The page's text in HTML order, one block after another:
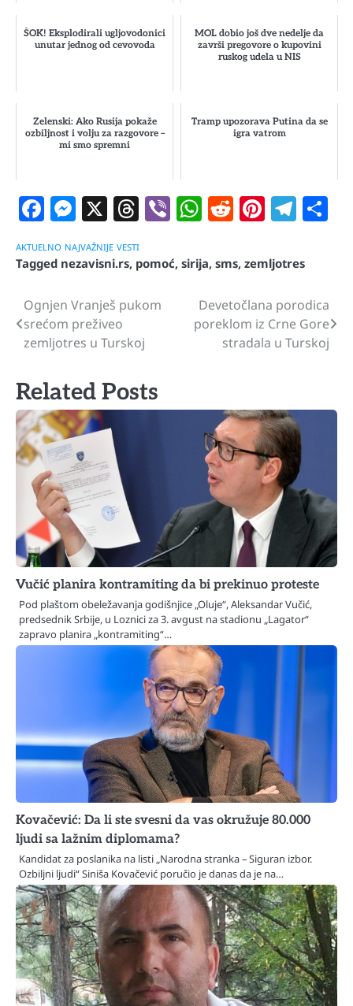
ŠOK! Eksplodirali ugljovodonici
unutar jednog od cevovoda
MOL dobio još dve nedelje da
završi pregovore o kupovini
ruskog udela u NIS
Zelenski: Ako Rusija pokaže
ozbiljnost i volju za razgovore –
mi smo spremni
Tramp upozorava Putina da se
igra vatrom
Facebook
Messenger
X Threads
ViberWhatsApp
Reddit
AKTUELNO NAJVAŽNIJE VESTI
Tagged nezavisni.rs, pomoć, sirija, sms, zemljotres
Navigacija
članaka
Ognjen Vranješ pukom
srećom preživeo
zemljotres u Turskoj
Devetočlana porodica
poreklom iz Crne Gore
stradala u Turskoj
Related Posts
Vučić planira kontramiting da bi prekinuo proteste
Pod plaštom obeležavanja godišnjice „Oluje“, Aleksandar Vučić,
predsednik Srbije, u Loznici za 3. avgust na stadionu „Lagator“
zapravo planira „kontramiting“…
Kovačević: Da li ste svesni da vas okružuje 80.000
ljudi sa lažnim diplomama?
Kandidat za poslanika na listi „Narodna stranka – Siguran izbor.
Ozbiljni ljudi“ Siniša Kovačević poručio je danas da je na…